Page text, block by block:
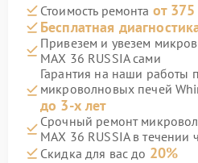
Стоимость ремонта от
Бесплатная
Привезем и увезем
MAX 36 RUSSIA сами
Гарантия на наши работы
микроволновых печей
до 3-х лет
Срочный ремонт
MAX 36 RUSSIA в течении
Скидка для вас до 20%